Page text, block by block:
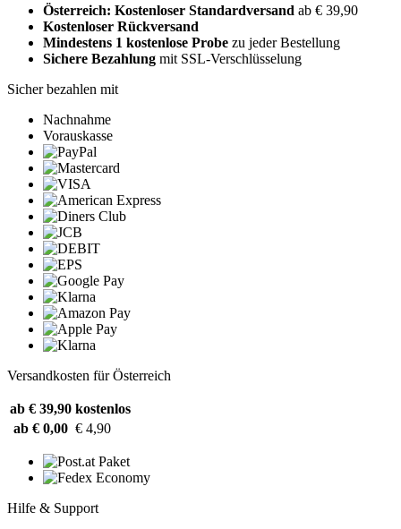
Österreich: Kostenloser Standardversand ab € 39,90
Kostenloser Rückversand
Mindestens 1 kostenlose Probe zu jeder Bestellung
Sichere Bezahlung mit SSL-Verschlüsselung
Sicher bezahlen mit
Nachnahme
Vorauskasse
Versandkosten für Österreich
ab € 39,90 kostenlos
ab € 0,00 € 4,90
Hilfe & Support